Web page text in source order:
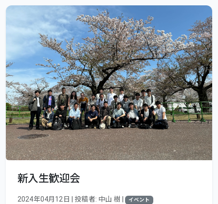
新入生歓迎会
2024年04月12日 | 投稿者: 中山 樹 | イベント